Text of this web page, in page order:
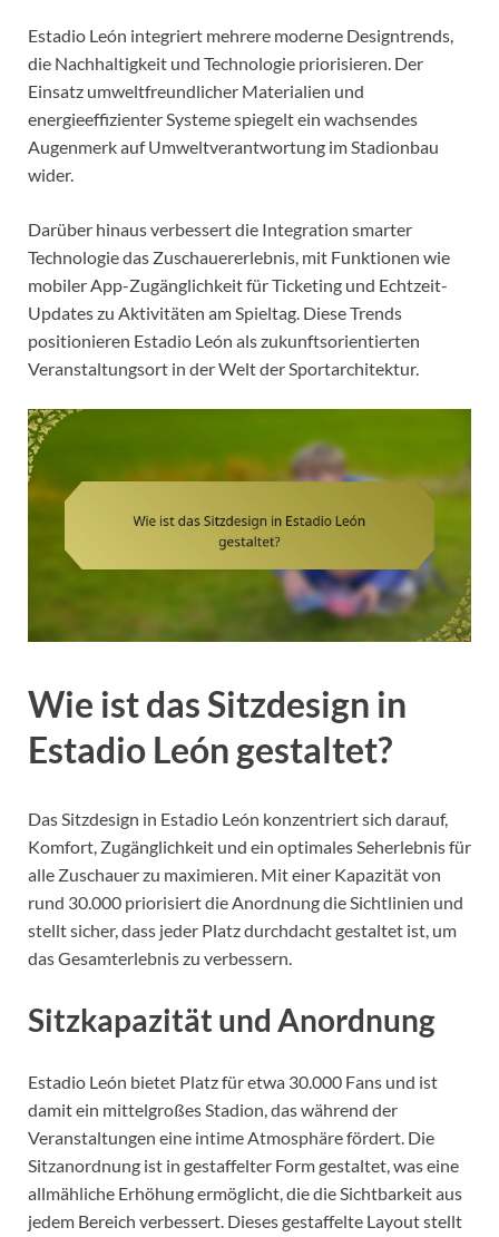
Estadio León integriert mehrere moderne Designtrends,
die Nachhaltigkeit und Technologie priorisieren. Der
Einsatz umweltfreundlicher Materialien und
energieeffizienter Systeme spiegelt ein wachsendes
Augenmerk auf Umweltverantwortung im Stadionbau
wider.
Darüber hinaus verbessert die Integration smarter
Technologie das Zuschauererlebnis, mit Funktionen wie
mobiler App-Zugänglichkeit für Ticketing und Echtzeit-
Updates zu Aktivitäten am Spieltag. Diese Trends
positionieren Estadio León als zukunftsorientierten
Veranstaltungsort in der Welt der Sportarchitektur.
Wie ist das Sitzdesign in
Estadio León gestaltet?
Das Sitzdesign in Estadio León konzentriert sich darauf,
Komfort, Zugänglichkeit und ein optimales Seherlebnis für
alle Zuschauer zu maximieren. Mit einer Kapazität von
rund 30.000 priorisiert die Anordnung die Sichtlinien und
stellt sicher, dass jeder Platz durchdacht gestaltet ist, um
das Gesamterlebnis zu verbessern.
Sitzkapazität und Anordnung
Estadio León bietet Platz für etwa 30.000 Fans und ist
damit ein mittelgroßes Stadion, das während der
Veranstaltungen eine intime Atmosphäre fördert. Die
Sitzanordnung ist in gestaffelter Form gestaltet, was eine
allmähliche Erhöhung ermöglicht, die die Sichtbarkeit aus
jedem Bereich verbessert. Dieses gestaffelte Layout stellt